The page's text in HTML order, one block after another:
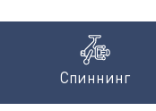
Спиннинг